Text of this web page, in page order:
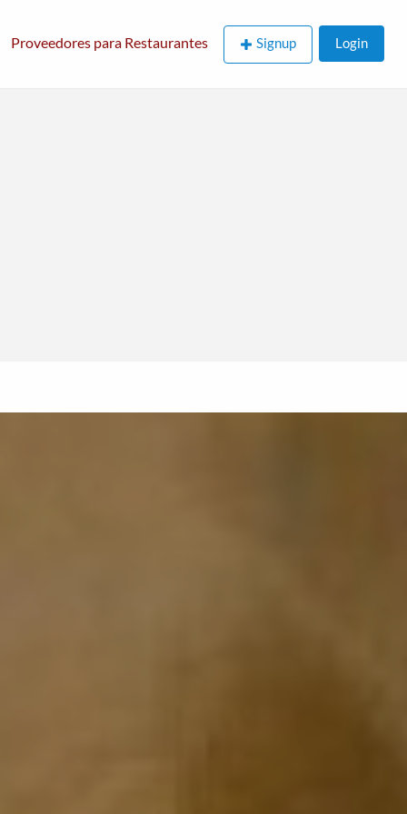
Proveedores para Restaurantes Signup Login